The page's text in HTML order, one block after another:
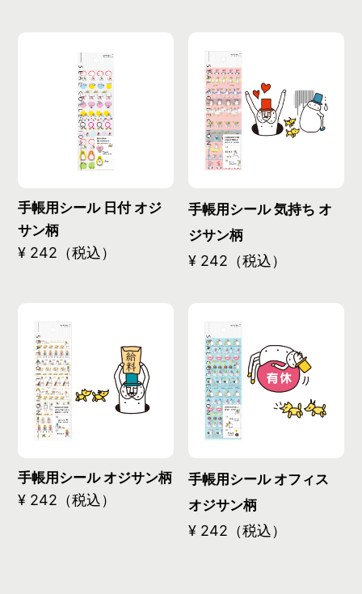
手帳用シール 日付 オジ
サン柄
¥ 242（税込）
手帳用シール 気持ち オ
ジサン柄
¥ 242（税込）
手帳用シール オジサン柄
¥ 242（税込）
手帳用シール オフィス
オジサン柄
¥ 242（税込）